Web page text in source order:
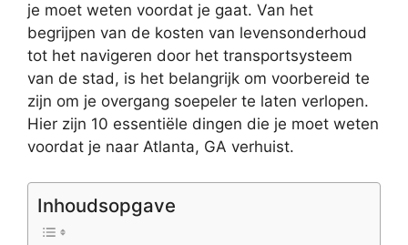
je moet weten voordat je gaat. Van het
begrijpen van de kosten van levensonderhoud
tot het navigeren door het transportsysteem
van de stad, is het belangrijk om voorbereid te
zijn om je overgang soepeler te laten verlopen.
Hier zijn 10 essentiële dingen die je moet weten
voordat je naar Atlanta, GA verhuist.
Inhoudsopgave